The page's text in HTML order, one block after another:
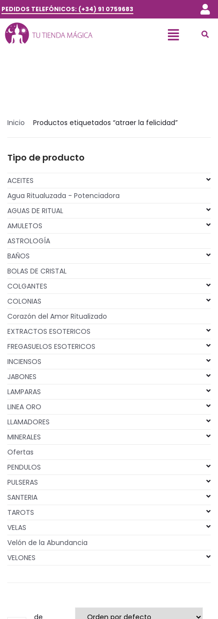
PEDIDOS TELEFÓNICOS: (+34) 91 0759683
Inicio Productos etiquetados “atraer la felicidad”
Tipo de producto
ACEITES
Agua Ritualuzada - Potenciadora
AGUAS DE RITUAL
AMULETOS
ASTROLOGÍA
BAÑOS
BOLAS DE CRISTAL
COLGANTES
COLONIAS
Corazón del Amor Ritualizado
EXTRACTOS ESOTERICOS
FREGASUELOS ESOTERICOS
INCIENSOS
JABONES
LAMPARAS
LINEA ORO
LLAMADORES
MINERALES
Ofertas
PENDULOS
PULSERAS
SANTERIA
TAROTS
VELAS
Velón de la Abundancia
VELONES